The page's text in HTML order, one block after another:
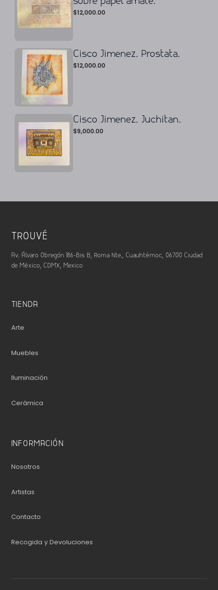
$12,000.00
Cisco Jimenez. Prostata.
$12,000.00
Cisco Jimenez. Juchitan.
$9,000.00
TROUVÉ
Av. Álvaro Obregón 186-Bis B, Roma Nte., Cuauhtémoc, 06700 Ciudad
de México, CDMX, Mexico
TIENDA
Arte
Muebles
Iluminación
Cerámica
INFORMACIÓN
Nosotros
Artistas
Contacto
Recogida y Devoluciones